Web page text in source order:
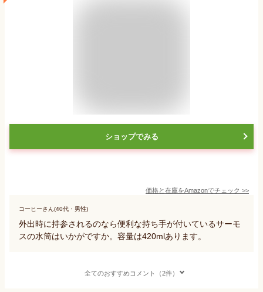
ショップでみる
価格と在庫をAmazonでチェック >>
コーヒーさん(40代・男性)
外出時に持参されるのなら便利な持ち手が付いているサーモ
スの水筒はいかがですか。容量は420mlあります。
全てのおすすめコメント（2件）